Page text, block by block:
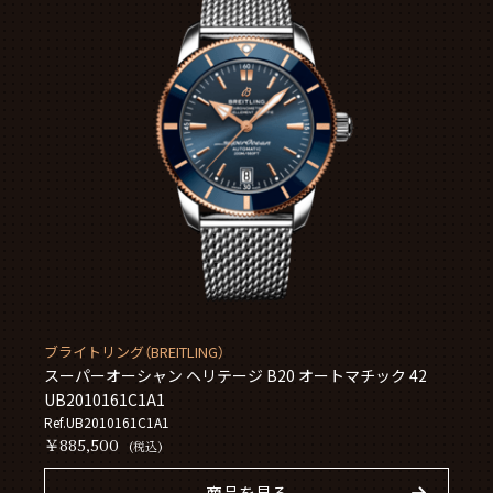
ブライトリング（BREITLING）
スーパーオーシャン ヘリテージ B20 オートマチック 42
UB2010161C1A1
Ref.UB2010161C1A1
￥885,500 (税込)